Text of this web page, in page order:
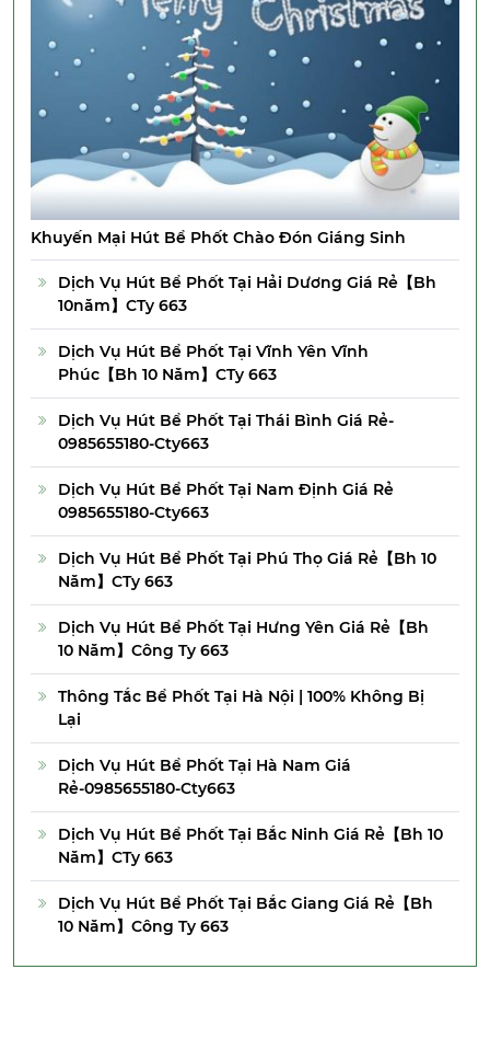
Khuyến Mại Hút Bể Phốt Chào Đón Giáng Sinh
Dịch Vụ Hút Bể Phốt Tại Hải Dương Giá Rẻ【Bh
10năm】CTy 663
Dịch Vụ Hút Bể Phốt Tại Vĩnh Yên Vĩnh
Phúc【Bh 10 Năm】CTy 663
Dịch Vụ Hút Bể Phốt Tại Thái Bình Giá Rẻ-
0985655180-Cty663
Dịch Vụ Hút Bể Phốt Tại Nam Định Giá Rẻ
0985655180-Cty663
Dịch Vụ Hút Bể Phốt Tại Phú Thọ Giá Rẻ【Bh 10
Năm】CTy 663
Dịch Vụ Hút Bể Phốt Tại Hưng Yên Giá Rẻ【Bh
10 Năm】Công Ty 663
Thông Tắc Bể Phốt Tại Hà Nội | 100% Không Bị
Lại
Dịch Vụ Hút Bể Phốt Tại Hà Nam Giá
Rẻ-0985655180-Cty663
Dịch Vụ Hút Bể Phốt Tại Bắc Ninh Giá Rẻ【Bh 10
Năm】CTy 663
Dịch Vụ Hút Bể Phốt Tại Bắc Giang Giá Rẻ【Bh
10 Năm】Công Ty 663